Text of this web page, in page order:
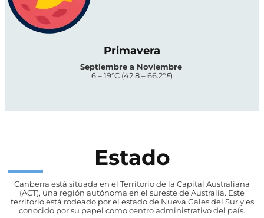
Primavera
Septiembre a Noviembre
6 – 19°C (42.8 – 66.2°F)
Estado
Canberra está situada en el Territorio de la Capital Australiana
(ACT), una región autónoma en el sureste de Australia. Este
territorio está rodeado por el estado de Nueva Gales del Sur y es
conocido por su papel como centro administrativo del país.